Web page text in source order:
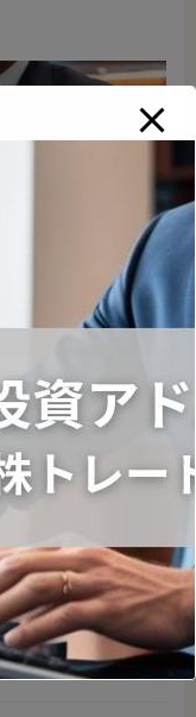
者が株トレード
バイザー加藤
トレードで利益